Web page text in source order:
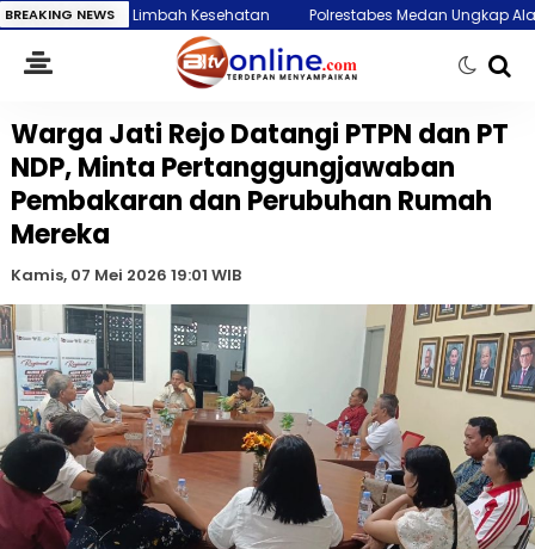
BREAKING NEWS
Kesehatan Polrestabes Medan Ungkap Alasan Autopsi Jenazah
Warga Jati Rejo Datangi PTPN dan PT
NDP, Minta Pertanggungjawaban
Pembakaran dan Perubuhan Rumah
Mereka
Kamis, 07 Mei 2026 19:01 WIB